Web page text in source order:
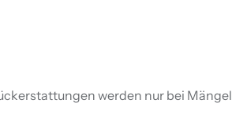
werden nur bei